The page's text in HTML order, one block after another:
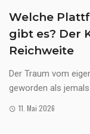
Welche
gibt es? Der
Reichweite
Der Traum vom
geworden als jemals
11. Mai 2026